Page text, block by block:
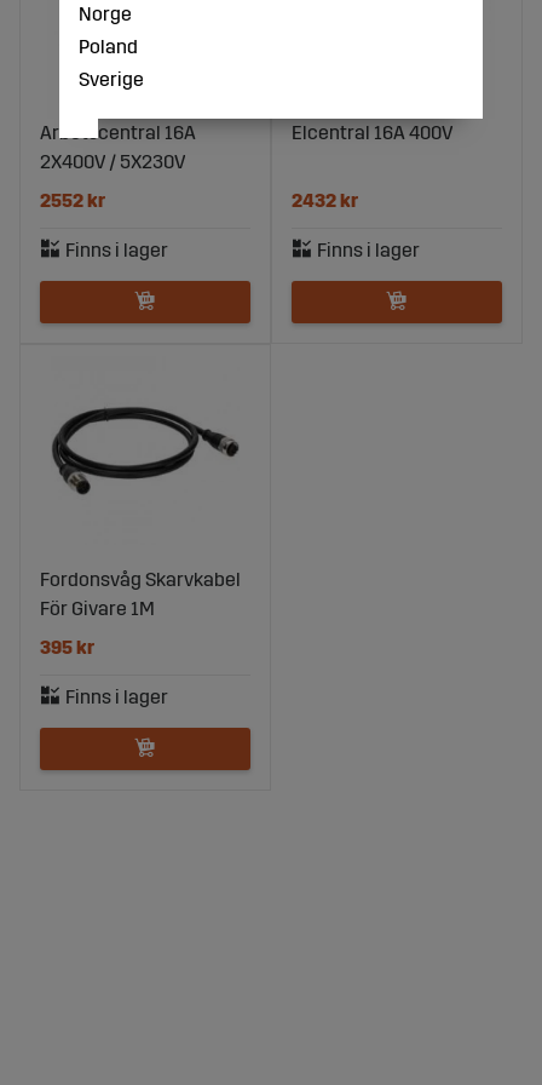
Arbetscentral 16A
2X400V / 5X230V
2552 kr
Elcentral 16A 400V
2432 kr
Fordonsvåg Skarvkabel
För Givare 1M
395 kr
Norge
Poland
Sverige